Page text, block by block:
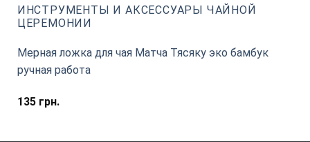
ИНСТРУМЕНТЫ И АКСЕССУАРЫ ЧАЙНОЙ
ЦЕРЕМОНИИ
Мерная ложка для чая Матча Тясяку эко бамбук
ручная работа
135грн.